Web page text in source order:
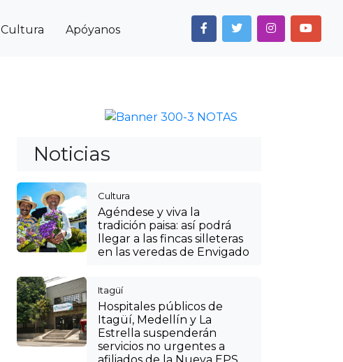
Cultura Apóyanos
Noticias
Cultura
Agéndese y viva la
tradición paisa: así podrá
llegar a las fincas silleteras
en las veredas de Envigado
Itagüí
Hospitales públicos de
Itagüí, Medellín y La
Estrella suspenderán
servicios no urgentes a